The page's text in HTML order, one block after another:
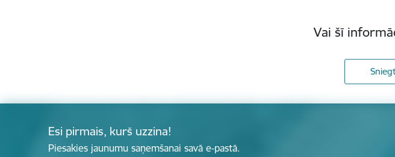
Vai šī
Esi pirmais, kurš uzzina!
Piesakies jaunumu saņemšanai savā e-pastā.